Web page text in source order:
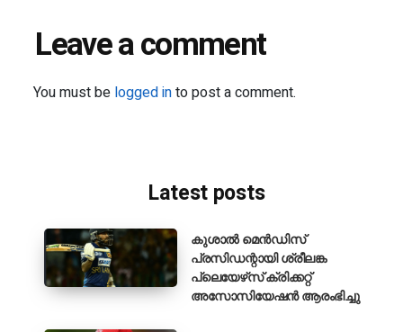
Leave a comment
You must be logged into post a comment.
Latest posts
കുശാൽ മെൻഡിസ്
പ്രസിഡന്റായി ശ്രീലങ്ക
പ്ലെയേഴ്‌സ് ക്രിക്കറ്റ്
അസോസിയേഷൻ ആരംഭിച്ചു